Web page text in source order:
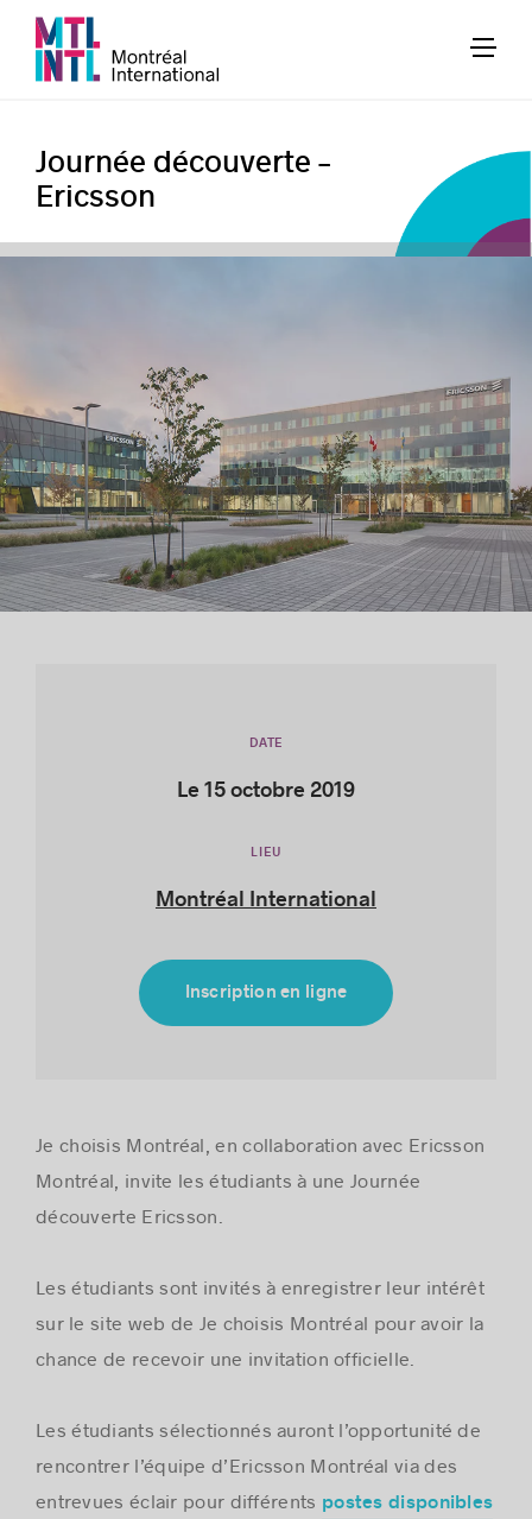
Journée découverte –
Ericsson
DATE
Le 15 octobre 2019
LIEU
Montréal International
Inscription en ligne
Je choisis Montréal, en collaboration avec Ericsson
Montréal, invite les étudiants à une Journée
découverte Ericsson.
Les étudiants sont invités à enregistrer leur intérêt
sur le site web de Je choisis Montréal pour avoir la
chance de recevoir une invitation officielle.
Les étudiants sélectionnés auront l’opportunité de
rencontrer l’équipe d’Ericsson Montréal via des
entrevues éclair pour différents postes disponibles